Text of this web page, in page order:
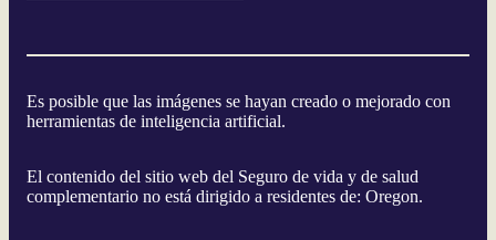
Es posible que las imágenes se hayan creado o mejorado con
herramientas de inteligencia artificial.
El contenido del sitio web del Seguro de vida y de salud
complementario no está dirigido a residentes de: Oregon.